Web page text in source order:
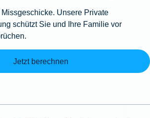
Unsere Private
schützt Sie und Ihre Familie vor
Jetzt berechnen